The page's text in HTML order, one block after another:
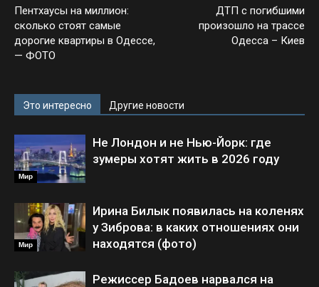
Пентхаусы на миллион:
сколько стоят самые
дорогие квартиры в Одессе,
— ФОТО
ДТП с погибшими
произошло на трассе
Одесса – Киев
Это интересно Другие новости
Мир
Не Лондон и не Нью-Йорк: где
зумеры хотят жить в 2026 году
Мир
Ирина Билык появилась на коленях
у Зиброва: в каких отношениях они
находятся (фото)
Режиссер Бадоев нарвался на